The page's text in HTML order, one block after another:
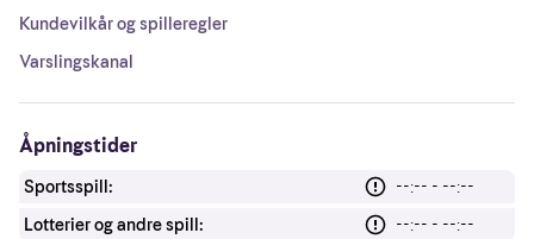
Kundevilkår og spilleregler
Varslingskanal
Åpningstider
Sportsspill:
--:-- - --:--
Lotterier og andre spill:
--:-- - --:--